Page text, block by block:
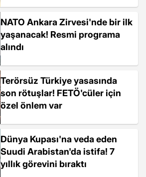
NATO Ankara Zirvesi'nde bir ilk
yaşanacak! Resmi programa
alındı
Terörsüz Türkiye yasasında
son rötuşlar! FETÖ'cüler için
özel önlem var
Dünya Kupası'na veda eden
Suudi Arabistan'da istifa! 7
yıllık görevini bıraktı